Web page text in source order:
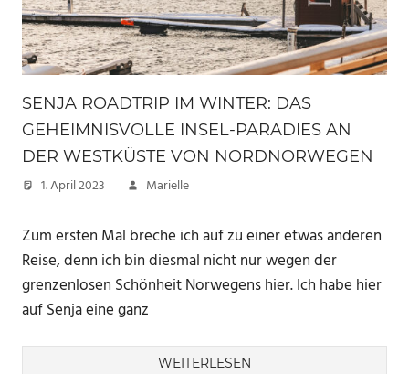
SENJA ROADTRIP IM WINTER: DAS
GEHEIMNISVOLLE INSEL-PARADIES AN
DER WESTKÜSTE VON NORDNORWEGEN
1. April 2023 Marielle
Zum ersten Mal breche ich auf zu einer etwas anderen
Reise, denn ich bin diesmal nicht nur wegen der
grenzenlosen Schönheit Norwegens hier. Ich habe hier
auf Senja eine ganz
WEITERLESEN